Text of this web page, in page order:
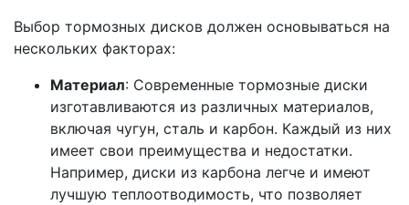
Выбор тормозных дисков должен основываться на
нескольких факторах:
Материал: Современные тормозные диски
изготавливаются из различных материалов,
включая чугун, сталь и карбон. Каждый из них
имеет свои преимущества и недостатки.
Например, диски из карбона легче и имеют
лучшую теплоотводимость, что позволяет